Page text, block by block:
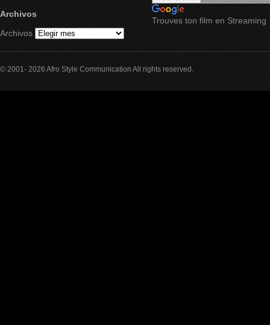
Archivos
Archivos
Trouves ton film en Streaming
© 2001- 2026 Afro Style Communication All rights reserved.